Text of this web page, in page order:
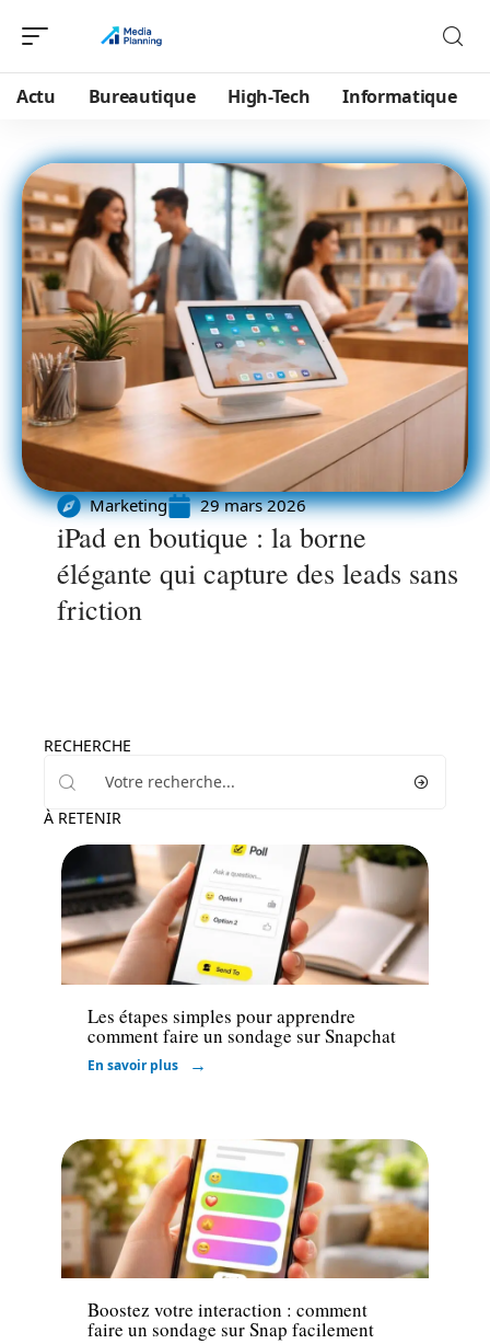
Actu Bureautique High-Tech Informatique
Marketing 29 mars 2026
iPad en boutique : la borne
élégante qui capture des leads sans
friction
RECHERCHE
À RETENIR
Marketing
Les étapes simples pour apprendre
comment faire un sondage sur Snapchat
En savoir plus
Marketing
Boostez votre interaction : comment
faire un sondage sur Snap facilement